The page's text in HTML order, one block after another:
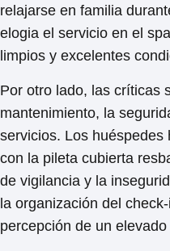
relajarse en familia
elogia el servicio en el
limpios y excelentes
Por otro lado, las críticas
mantenimiento, la
servicios. Los
con la pileta cubierta
de vigilancia y la
la organización del
percepción de un